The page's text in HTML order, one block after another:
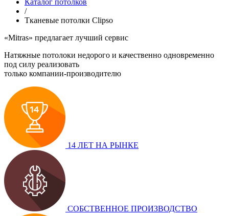
/
Тканевые потолки Clipso
«Mitras» предлагает лучший сервис
Натяжные потолоки недорого и качественно одновременно
под силу реализовать
только компании-производителю
14 ЛЕТ НА РЫНКЕ
СОБСТВЕННОЕ ПРОИЗВОДСТВО